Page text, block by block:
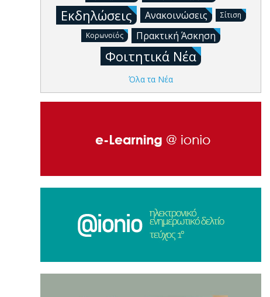
Εκδηλώσεις Ανακοινώσεις Σίτιση
Κορωνοϊός Πρακτική Άσκηση
Φοιτητικά Νέα
Όλα τα Νέα